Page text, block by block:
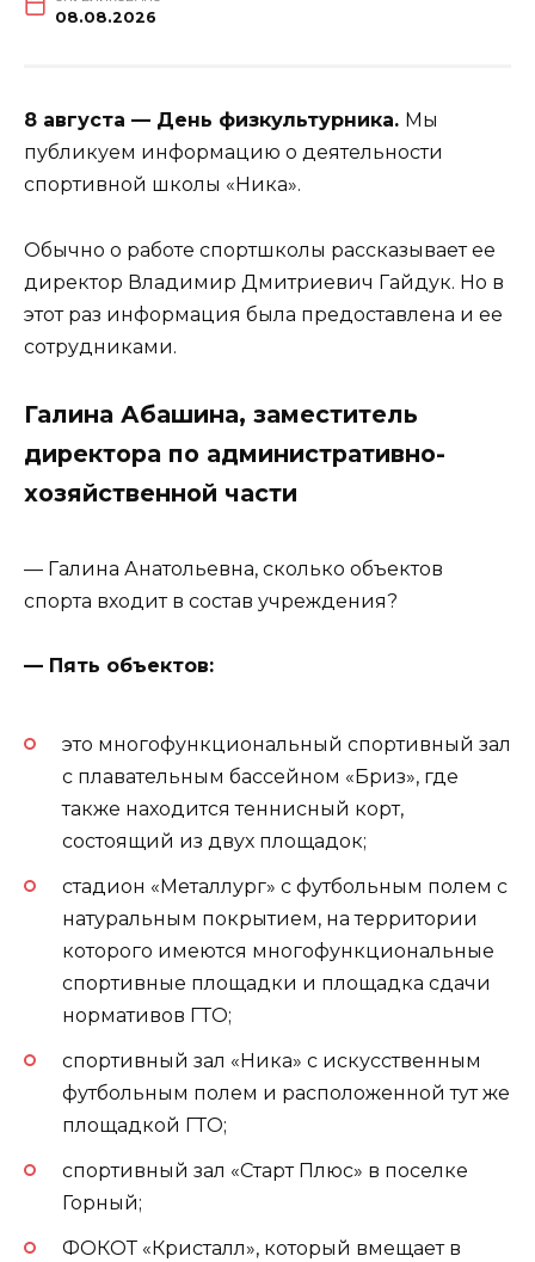
08.08.2026
8 августа — День физкультурника. Мы
публикуем информацию о деятельности
спортивной школы «Ника».
Обычно о работе спортшколы рассказывает ее
директор Владимир Дмитриевич Гайдук. Но в
этот раз информация была предоставлена и ее
сотрудниками.
Галина Абашина, заместитель
директора по административно-
хозяйственной части
— Галина Анатольевна, сколько объектов
спорта входит в состав учреждения?
— Пять объектов:
это многофункциональный спортивный зал
с плавательным бассейном «Бриз», где
также находится теннисный корт,
состоящий из двух площадок;
стадион «Металлург» с футбольным полем с
натуральным покрытием, на территории
которого имеются многофункциональные
спортивные площадки и площадка сдачи
нормативов ГТО;
спортивный зал «Ника» с искусственным
футбольным полем и расположенной тут же
площадкой ГТО;
спортивный зал «Старт Плюс» в поселке
Горный;
ФОКОТ «Кристалл», который вмещает в